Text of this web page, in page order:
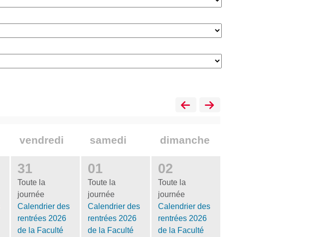
vendredi samedi dimanche
31
Toute la
journée
Calendrier des
rentrées 2026
de la Faculté
01
Toute la
journée
Calendrier des
rentrées 2026
de la Faculté
02
Toute la
journée
Calendrier des
rentrées 2026
de la Faculté